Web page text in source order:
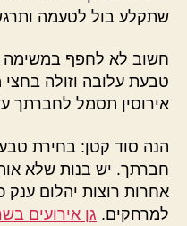
שתקלע בול לטעמה
חשוב לא לחפף במשימה
טבעת עלובה וזולה
אירוסין תסמל לחברתך
הנה סוד קטן: בחירת
חברתך. יש בנות שלא
אחרות רוצות יהלום
למרחקים. גן אירועים